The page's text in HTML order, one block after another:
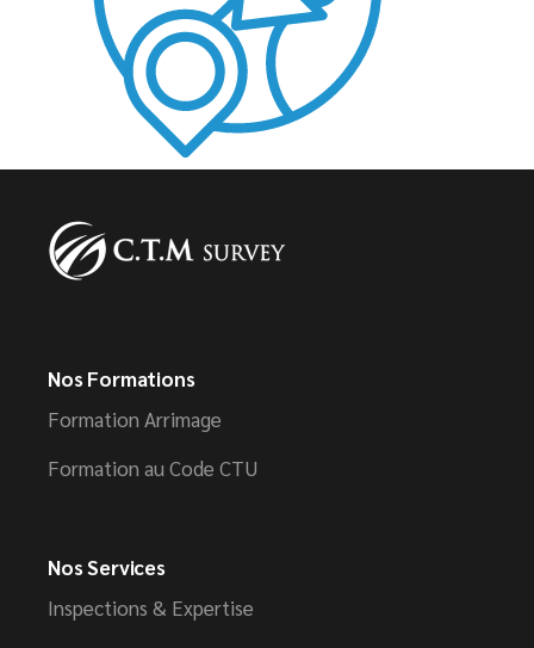
Nos Formations
Formation Arrimage
Formation au Code CTU
Nos Services
Inspections & Expertise